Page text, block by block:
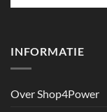
INFORMATIE
Over Shop4Power